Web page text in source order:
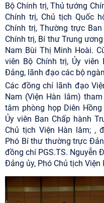
Bộ Chính trị, Thủ tướng
Chính trị, Chủ tịch Quốc
Chính trị, Thường trực
Chính trị, Bí thư Trung
Nam Bùi Thị Minh Hoài.
viên Bộ Chính trị, Ủy viên
Đảng, lãnh đạo các bộ
Các đồng chí lãnh đạo
Nam (Viện Hàn lâm)
tâm phòng họp Diên
Ủy viên Ban Chấp hành
Chủ tịch Viện Hàn lâm; ,
Phó Bí thư thường trực
đồng chí PGS.TS. Nguyễn
Đảng ủy, Phó Chủ tịch Viện